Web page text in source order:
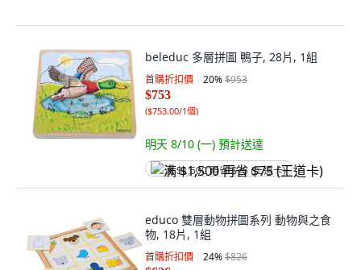
beleduc 多層拼圖 鴨子, 28片, 1組
首購折扣價 20%$953
$753
($753.00/1個)
明天 8/10 (一) 預計送達
满 $1,500 再省 $75 (王道卡)
educo 雙層動物拼圖系列 動物與之食
物, 18片, 1組
首購折扣價 24%$826